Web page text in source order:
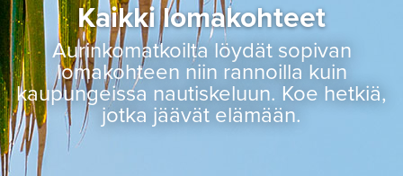
Kaikki lomakohteet
Aurinkomatkoilta löydät sopivan
lomakohteen niin rannoilla kuin
kaupungeissa nautiskeluun. Koe hetkiä,
jotka jäävät elämään.